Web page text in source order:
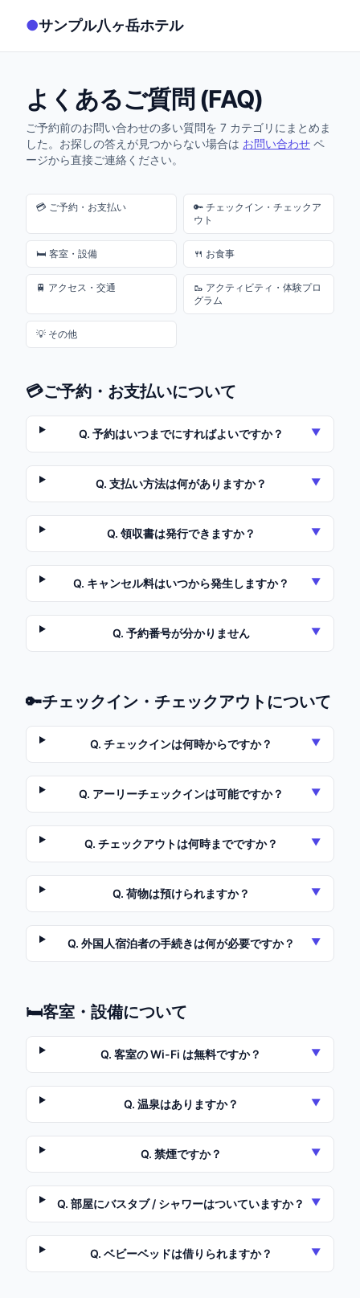
●サンプル八ヶ岳ホテル
よくあるご質問 (FAQ)
ご予約前のお問い合わせの多い質問を 7 カテゴリにまとめま
した。お探しの答えが見つからない場合は お問い合わせ ペ
ージから直接ご連絡ください。
💳 ご予約・お支払い 🔑 チェックイン・チェックア
ウト
🛏️ 客室・設備 🍴 お食事
🚆 アクセス・交通 🥾 アクティビティ・体験プロ
グラム
💡 その他
💳ご予約・お支払いについて
Q. 予約はいつまでにすればよいですか？ ▼
Q. 支払い方法は何がありますか？ ▼
Q. 領収書は発行できますか？ ▼
Q. キャンセル料はいつから発生しますか？ ▼
Q. 予約番号が分かりません ▼
🔑チェックイン・チェックアウトについて
Q. チェックインは何時からですか？ ▼
Q. アーリーチェックインは可能ですか？ ▼
Q. チェックアウトは何時までですか？ ▼
Q. 荷物は預けられますか？ ▼
Q. 外国人宿泊者の手続きは何が必要ですか？ ▼
🛏️客室・設備について
Q.客室の Wi-Fi は無料ですか？ ▼
Q. 温泉はありますか？ ▼
Q. 禁煙ですか？ ▼
Q.部屋にバスタブ / シャワーはついていますか？ ▼
Q. ベビーベッドは借りられますか？ ▼